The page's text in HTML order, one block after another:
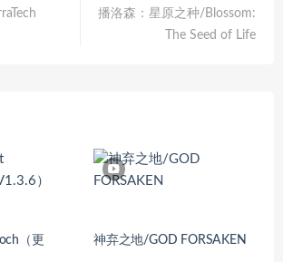
播洛森：星原之种/Blossom:
The Seed of Life
（更
神弃之地/GOD FORSAKEN